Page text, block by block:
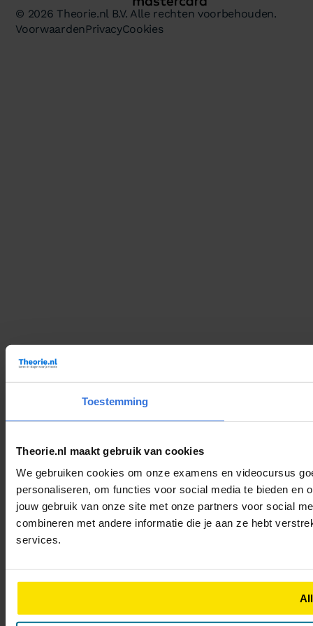
Toestemming
Theorie.nl maakt gebruik van cookies
We gebruiken cookies om onze examens en videocursus
personaliseren, om functies voor social media te bieden en
jouw gebruik van onze site met onze partners voor social
combineren met andere informatie die je aan ze hebt
services.
© 2026 Theorie.nl B.V. Alle rechten voorbehouden.
VoorwaardenPrivacyCookies